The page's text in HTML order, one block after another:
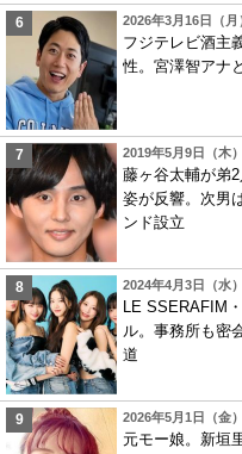
2026年3月16日（
フジテレビ酒主
性。宮澤智アナ
2019年5月9日（木
藤ヶ谷太輔が弟
姿が反響。次男
ンド設立
2024年4月3日（水
LE SSERAFIM
ル。事務所も密
道
2026年5月1日（金
元モー娘。新垣